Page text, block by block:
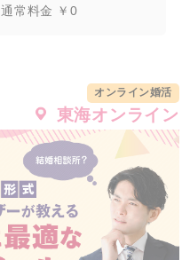
通常料金 ￥0
オンライン婚活
東海オンライン